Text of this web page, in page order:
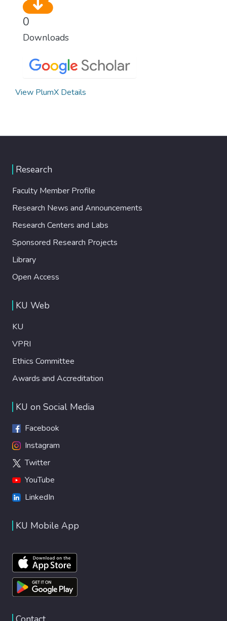
0
Downloads
View PlumX Details
Research
Faculty Member Profile
Research News and Announcements
Research Centers and Labs
Sponsored Research Projects
Library
Open Access
KU Web
KU
VPRI
Ethics Committee
Awards and Accreditation
KU on Social Media
Facebook
Instagram
Twitter
YouTube
LinkedIn
KU Mobile App